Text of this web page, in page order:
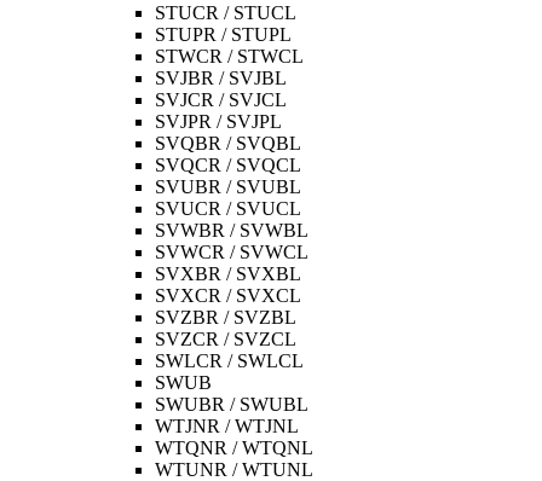
STUCR / STUCL
STUPR / STUPL
STWCR / STWCL
SVJBR / SVJBL
SVJCR / SVJCL
SVJPR / SVJPL
SVQBR / SVQBL
SVQCR / SVQCL
SVUBR / SVUBL
SVUCR / SVUCL
SVWBR / SVWBL
SVWCR / SVWCL
SVXBR / SVXBL
SVXCR / SVXCL
SVZBR / SVZBL
SVZCR / SVZCL
SWLCR / SWLCL
SWUB
SWUBR / SWUBL
WTJNR / WTJNL
WTQNR / WTQNL
WTUNR / WTUNL